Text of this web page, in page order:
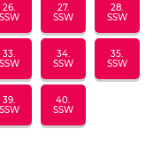
26.
SSW
27.
SSW
28.
SSW
33.
SSW
34.
SSW
35.
SSW
39.
SSW
40.
SSW